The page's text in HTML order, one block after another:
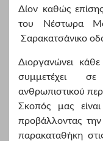
Δίον καθώς
του Νέστωρα
Σαρακατσάνικο
Διοργανώνει
συμμετέχει
ανθρωπιστικού
Σκοπός μας
προβάλλοντας
παρακαταθήκη